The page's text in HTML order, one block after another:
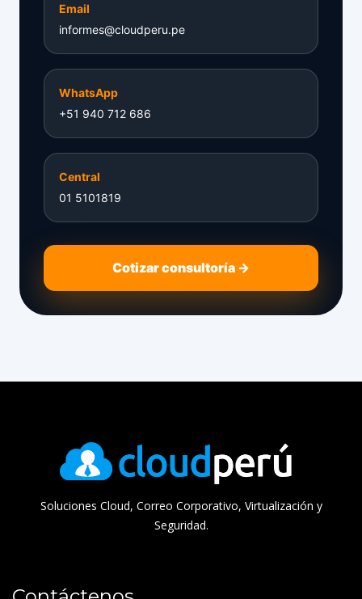
Email
informes@cloudperu.pe
WhatsApp
+51 940 712 686
Central
01 5101819
Cotizar consultoría →
Soluciones Cloud, Correo Corporativo, Virtualización y
Seguridad.